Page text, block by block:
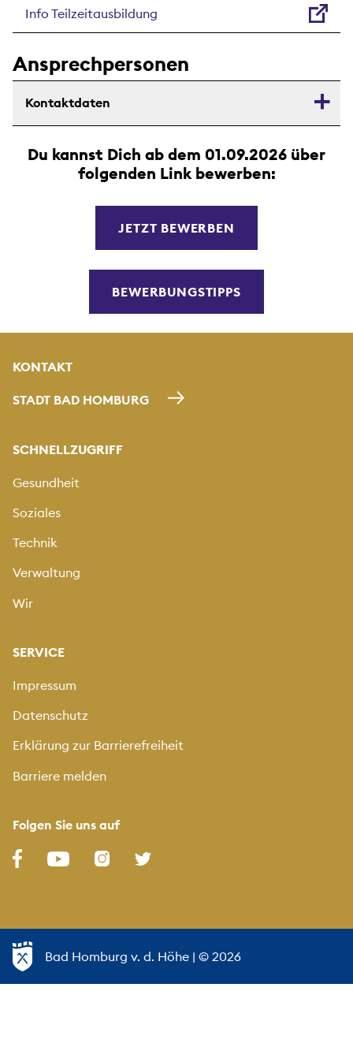
Info Teilzeitausbildung
Ansprechpersonen
Kontaktdaten
Du kannst Dich ab dem 01.09.2026 über
folgenden Link bewerben:
JETZT BEWERBEN
BEWERBUNGSTIPPS
KONTAKT
STADT BAD HOMBURG
SCHNELLZUGRIFF
Gesundheit
Soziales
Technik
Verwaltung
Wir
SERVICE
Impressum
Datenschutz
Erklärung zur Barrierefreiheit
Barriere melden
Folgen Sie uns auf
Bad Homburg v. d. Höhe | © 2026